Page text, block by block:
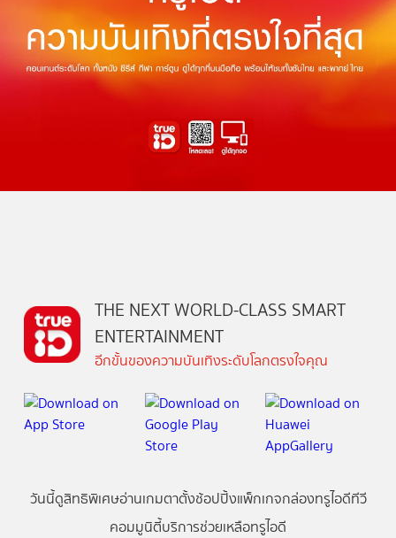
THE NEXT WORLD-CLASS SMART
ENTERTAINMENT
อีกขั้นของความบันเทิงระดับโลกตรงใจคุณ
วันนี้ดูสิทธิพิเศษอ่านเกมตาตั้งช้อปปิ้งแพ็กเกจกล่องทรูไอดีทีวี
คอมมูนิตี้บริการช่วยเหลือทรูไอดี